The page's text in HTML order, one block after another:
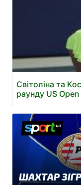
Світоліна та
раунду US Open